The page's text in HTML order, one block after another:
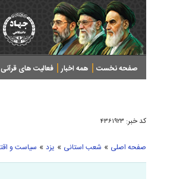
صفحه نخست همه اخبار فعالیت های قرآنی
کد خبر: ۴۳۶۱۹۲۳
صفحه اصلی » شعب استانی » یزد » سیاست و